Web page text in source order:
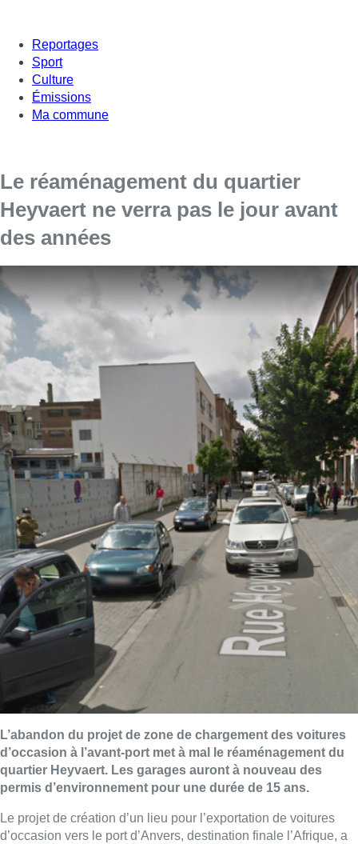
Reportages
Sport
Culture
Émissions
Ma commune
Le réaménagement du quartier
Heyvaert ne verra pas le jour avant
des années
L’abandon du projet de zone de chargement des voitures
d’occasion à l’avant-port met à mal le réaménagement du
quartier Heyvaert. Les garages auront à nouveau des
permis d’environnement pour une durée de 15 ans.
Le projet de création d’un lieu pour l’exportation de voitures
d’occasion vers le port d’Anvers, destination finale l’Afrique, a